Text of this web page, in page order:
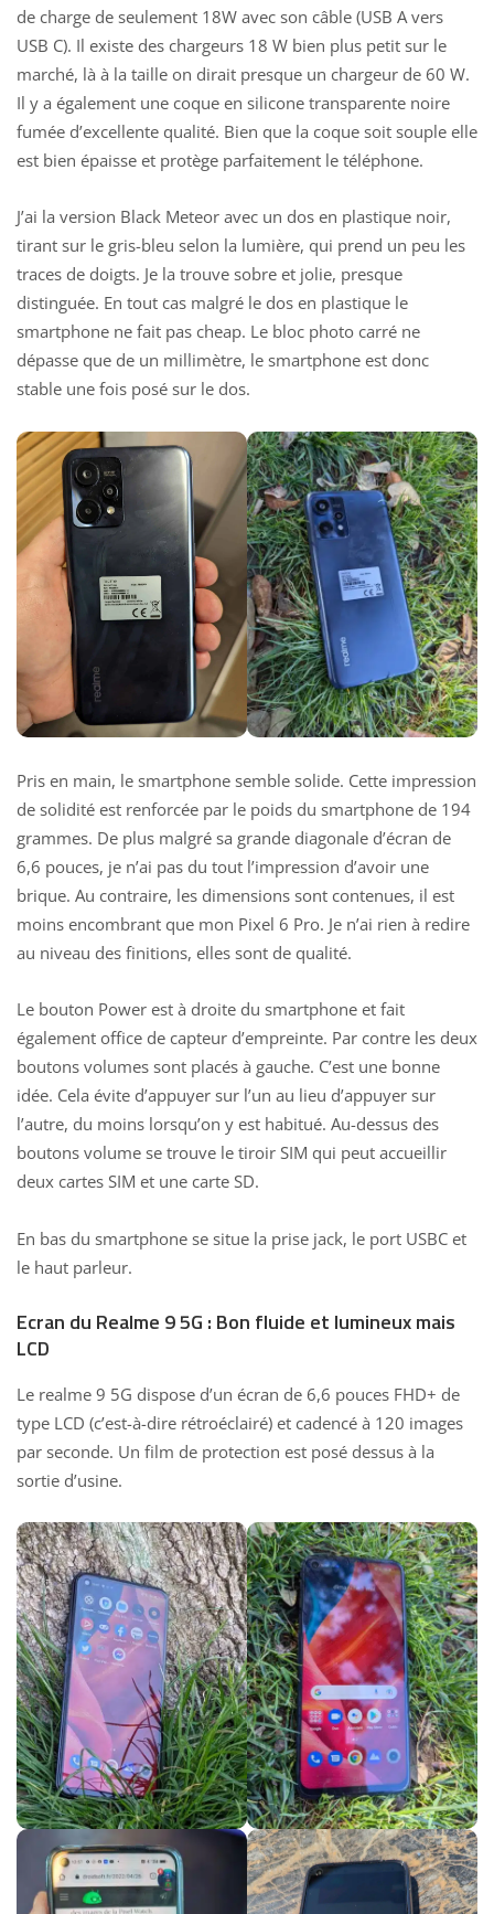
de charge de seulement 18W avec son câble (USB A vers
USB C). Il existe des chargeurs 18 W bien plus petit sur le
marché, là à la taille on dirait presque un chargeur de 60 W.
Il y a également une coque en silicone transparente noire
fumée d’excellente qualité. Bien que la coque soit souple elle
est bien épaisse et protège parfaitement le téléphone.
J’ai la version Black Meteor avec un dos en plastique noir,
tirant sur le gris-bleu selon la lumière, qui prend un peu les
traces de doigts. Je la trouve sobre et jolie, presque
distinguée. En tout cas malgré le dos en plastique le
smartphone ne fait pas cheap. Le bloc photo carré ne
dépasse que de un millimètre, le smartphone est donc
stable une fois posé sur le dos.
Pris en main, le smartphone semble solide. Cette impression
de solidité est renforcée par le poids du smartphone de 194
grammes. De plus malgré sa grande diagonale d’écran de
6,6 pouces, je n’ai pas du tout l’impression d’avoir une
brique. Au contraire, les dimensions sont contenues, il est
moins encombrant que mon Pixel 6 Pro. Je n’ai rien à redire
au niveau des finitions, elles sont de qualité.
Le bouton Power est à droite du smartphone et fait
également office de capteur d’empreinte. Par contre les deux
boutons volumes sont placés à gauche. C’est une bonne
idée. Cela évite d’appuyer sur l’un au lieu d’appuyer sur
l’autre, du moins lorsqu’on y est habitué. Au-dessus des
boutons volume se trouve le tiroir SIM qui peut accueillir
deux cartes SIM et une carte SD.
En bas du smartphone se situe la prise jack, le port USBC et
le haut parleur.
Ecran du Realme 9 5G : Bon fluide et lumineux mais
LCD
Le realme 9 5G dispose d’un écran de 6,6 pouces FHD+ de
type LCD (c’est-à-dire rétroéclairé) et cadencé à 120 images
par seconde. Un film de protection est posé dessus à la
sortie d’usine.